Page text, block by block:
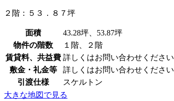
２階：５３．８７坪
面積
43.28坪、53.87坪
物件の階数
１階、２階
賃貸料、共益費 詳しくはお問い合わせください
敷金・礼金等
詳しくはお問い合わせください
引渡仕様
スケルトン
大きな地図で見る